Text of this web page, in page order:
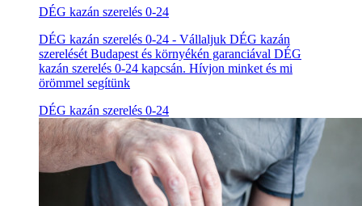
DÉG kazán szerelés 0-24
DÉG kazán szerelés 0-24 - Vállaljuk DÉG kazán
szerelését Budapest és környékén garanciával DÉG
kazán szerelés 0-24 kapcsán. Hívjon minket és mi
örömmel segítünk
DÉG kazán szerelés 0-24